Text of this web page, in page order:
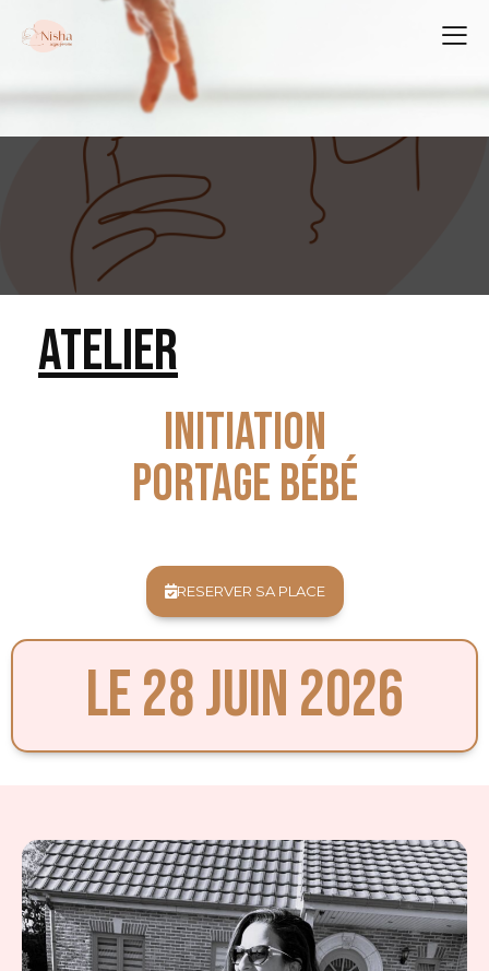
ATELIER
INITIATION
PORTAGE BÉBÉ
RESERVER SA PLACE
LE 28 JUIN 2026